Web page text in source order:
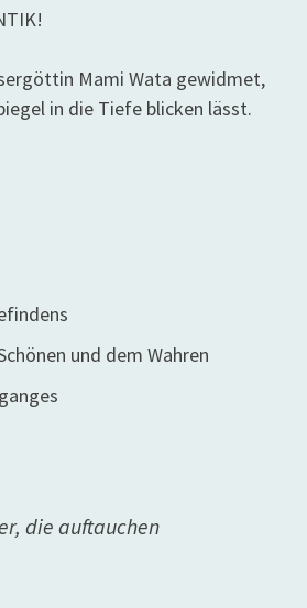
Mami Wata gewidmet,
in die Tiefe blicken lässt.
und dem Wahren
die auftauchen